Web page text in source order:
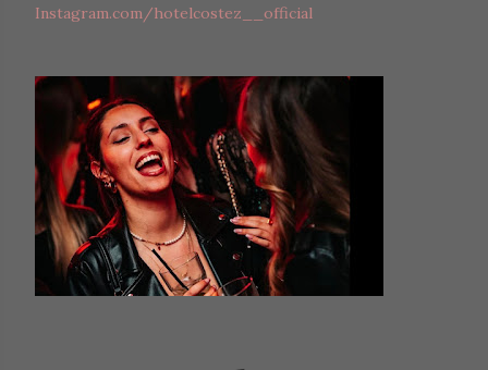
Instagram.com/hotelcostez__official